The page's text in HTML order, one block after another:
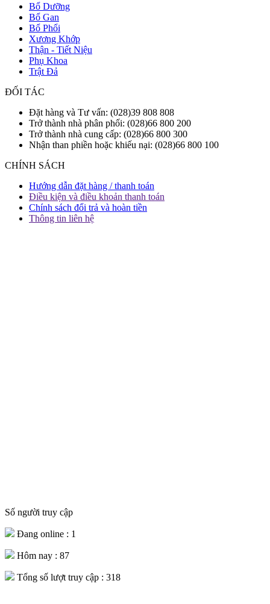
Bổ Dưỡng
Bổ Gan
Bổ Phổi
Xương Khớp
Thận - Tiết Niệu
Phụ Khoa
Trật Đả
ĐỐI TÁC
Đặt hàng và Tư vấn: (028)39 808 808
Trở thành nhà phân phối: (028)66 800 200
Trở thành nhà cung cấp: (028)66 800 300
Nhận than phiền hoặc khiếu nại: (028)66 800 100
CHÍNH SÁCH
Hướng dẫn đặt hàng / thanh toán
Điều kiện và điều khoản thanh toán
Chính sách đổi trả và hoàn tiền
Thông tin liên hệ
Số người truy cập
Đang online : 1
Hôm nay : 87
Tổng số lượt truy cập : 318